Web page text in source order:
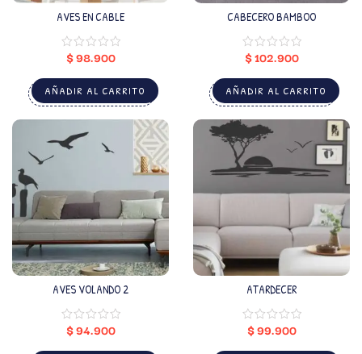
AVES EN CABLE
$98.900
AÑADIR AL CARRITO
CABECERO BAMBOO
$102.900
AÑADIR AL CARRITO
AVES VOLANDO 2
$94.900
ATARDECER
$99.900